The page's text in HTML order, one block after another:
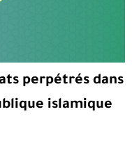
perpétrés dans
islamique